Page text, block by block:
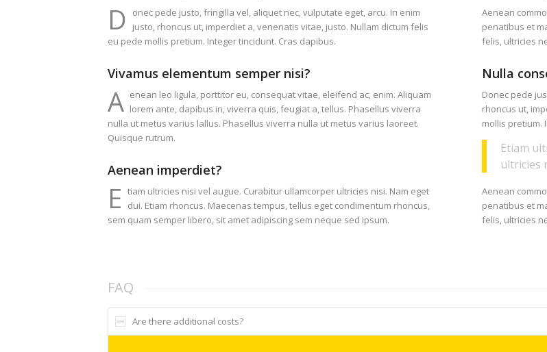
D
onec pede justo, fringilla vel, aliquet nec, vulputate eget, arcu. In enim
justo, rhoncus ut, imperdiet a, venenatis vitae, justo. Nullam dictum felis
eu pede mollis pretium. Integer tincidunt. Cras dapibus.
Vivamus elementum semper nisi?
A enean leo ligula, porttitor eu, consequat vitae, eleifend ac, enim. Aliquam
lorem ante, dapibus in, viverra quis, feugiat a, tellus. Phasellus viverra
nulla ut metus varius lallus. Phasellus viverra nulla ut metus varius laoreet.
Quisque rutrum.
Aenean imperdiet?
E tiam ultricies nisi vel augue. Curabitur ullamcorper ultricies nisi. Nam eget
dui. Etiam rhoncus. Maecenas tempus, tellus eget condimentum rhoncus,
sem quam semper libero, sit amet adipiscing sem neque sed ipsum.
Aenean
penatibus et
felis, ultricies
Nulla
Donec pede
rhoncus ut,
mollis pretium.
Etiam
ultricies
Aenean
penatibus et
felis, ultricies
FAQ
Are there additional costs?